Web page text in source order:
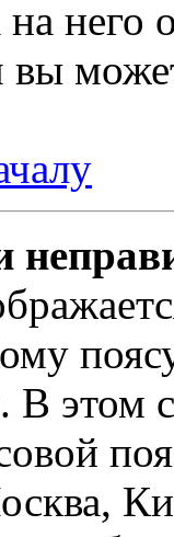
на него
В этом